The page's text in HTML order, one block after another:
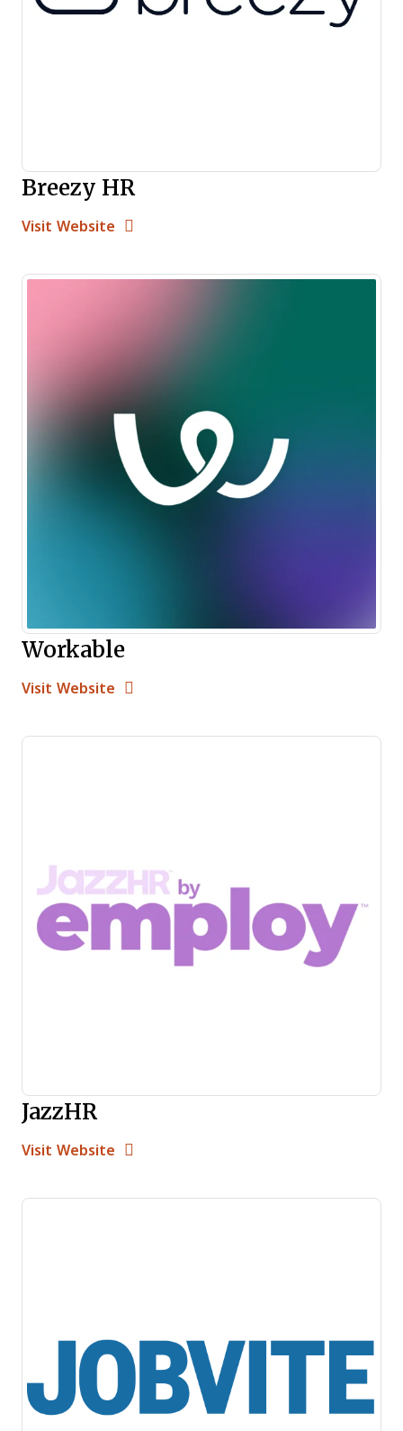
Breezy HR
Visit Website Opens New Window
Workable
Visit Website Opens New Window
JazzHR
Visit Website Opens New Window